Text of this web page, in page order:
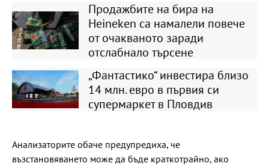
Продажбите на бира на
Heineken са намалели повече
от очакваното заради
отслабнало търсене
„Фантастико“ инвестира близо
14 млн. евро в първия си
супермаркет в Пловдив
Анализаторите обаче предупредиха, че
възстановяването може да бъде краткотрайно, ако